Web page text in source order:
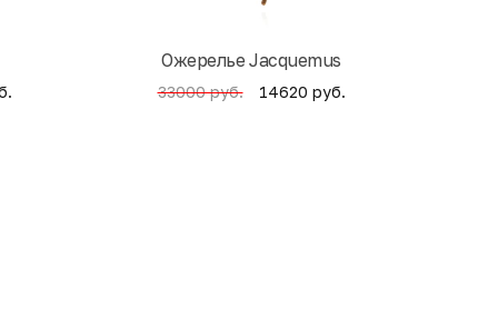
Ожерелье Jacquemus
33000 руб. 14620 руб.